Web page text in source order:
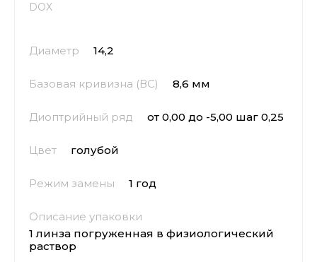
DOX
Диаметр 14,2
Базовая кривизна (ВС) 8,6 мм
Диоптрийный ряд от 0,00 до -5,00 шаг 0,25
Цвет голубой
Режим замены 1 год
Описание упаковки
1 линза погруженная в физиологический
раствор